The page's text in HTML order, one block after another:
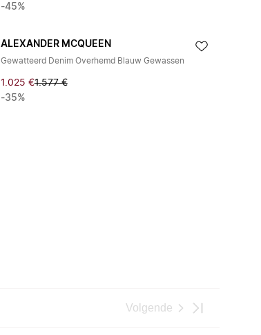
-45%
ALEXANDER MCQUEEN
Gewatteerd Denim Overhemd Blauw Gewassen
1.025 €1.577 €
-35%
Volgende